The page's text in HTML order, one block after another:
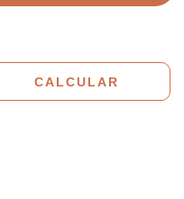
CALCULAR